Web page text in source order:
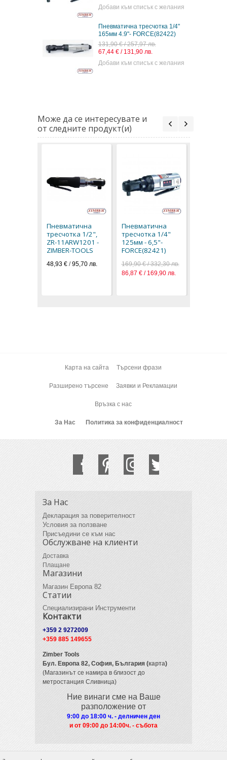
Добави към списък с желания
Пневматична тресчотка 1/4"
165мм 4.9"- FORCE(82422)
131,90 € / 257,97 лв.
67,44 € / 131,90 лв.
Добави към списък с желания
Може да се интересувате и
от следните продукт(и)
Пневматична
тресчотка 1/2",
ZR-11ARW1201 -
ZIMBER-TOOLS
48,93 €/95,70 лв.
Пневматична
тресчотка 1/4"
125мм - 6,5"-
FORCE(82421)
169,90 € / 332,30 лв.
86,87 € / 169,90 лв.
Карта на сайта Търсени фрази
Разширено търсене Заявки и Рекламации
Връзка с нас
За Нас Политика за конфиденциалност
За Нас
Декларация за поверителност
Условия за ползване
Присъедини се към нас
Обслужване на клиенти
Доставка
Плащане
Магазини
Магазин Европа 82
Статии
Специализирани Инструменти
Контакти
+359 2 9272009
+359 885 149655
Zimber Tools
Бул. Европа 82, София, България (карта)
(Магазинът се намира в близост до
метростанция Сливница)
Ние винаги сме на Ваше
разположение от
9:00 до 18:00 ч. - делничен ден
и от 09:00 до 14:00ч. - събота